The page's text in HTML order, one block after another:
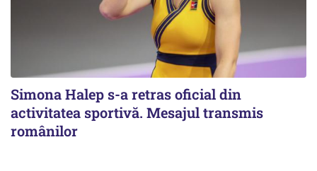
Simona Halep s-a retras oficial din
activitatea sportivă. Mesajul transmis
românilor